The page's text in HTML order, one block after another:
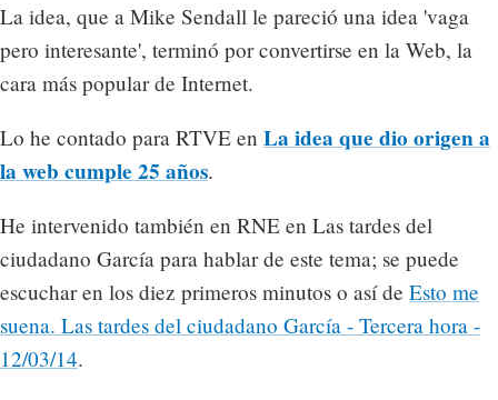
La idea, que a Mike Sendall le pareció una idea 'vaga
pero interesante', terminó por convertirse en la Web, la
cara más popular de Internet.
Lo he contado para RTVE en La idea que dio origen a
la web cumple 25 años.
He intervenido también en RNE en Las tardes del
ciudadano García para hablar de este tema; se puede
escuchar en los diez primeros minutos o así de Esto me
suena. Las tardes del ciudadano García - Tercera hora -
12/03/14.